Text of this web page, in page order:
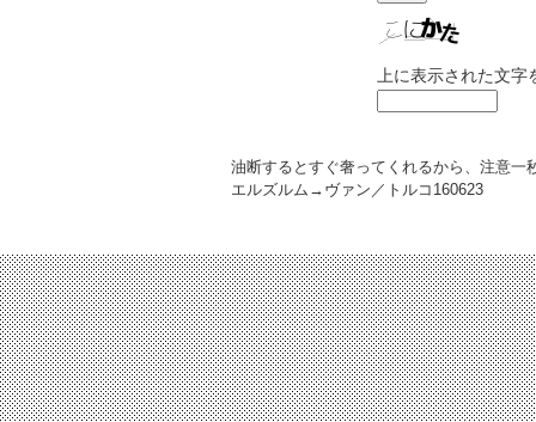
上に表示された文
油断するとすぐ奢ってくれるから、注意一
エルズルム→ヴァン／トルコ 160623